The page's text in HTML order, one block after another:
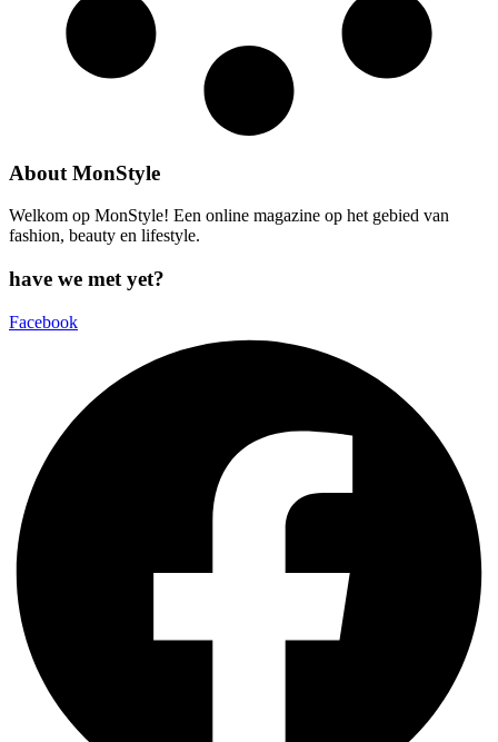
About MonStyle
Welkom op MonStyle! Een online magazine op het gebied van
fashion, beauty en lifestyle.
have we met yet?
Facebook